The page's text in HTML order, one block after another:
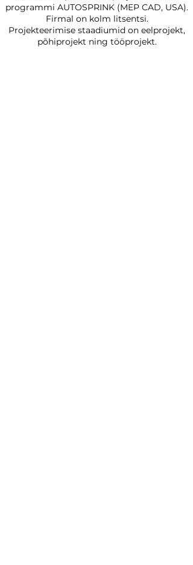
programmi AUTOSPRINK (MEP CAD, USA).
Firmal on kolm litsentsi.
Projekteerimise staadiumid on eelprojekt,
põhiprojekt ning tööprojekt.